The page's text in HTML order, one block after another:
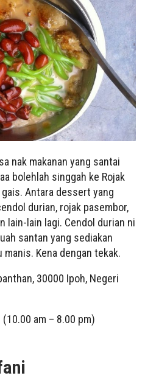
nak makanan yang santai
bolehlah singgah ke Rojak
Antara dessert yang
durian, rojak pasembor,
lain-lain lagi. Cendol durian ni
santan yang sediakan
Kena dengan tekak.
30000 Ipoh, Negeri
am – 8.00 pm)